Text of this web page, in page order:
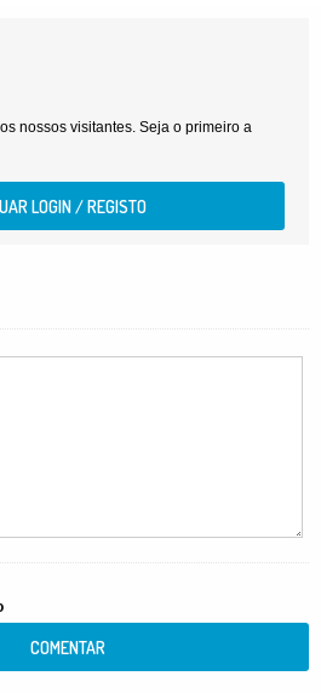
nossos visitantes. Seja o primeiro a